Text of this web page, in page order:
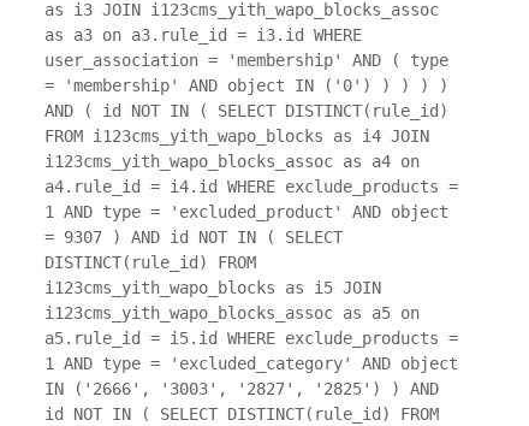
as i3 JOIN i123cms_yith_wapo_blocks_assoc
as a3 on a3.rule_id = i3.id WHERE
user_association = 'membership' AND ( type
= 'membership' AND object IN ('0') ) ) ) )
AND ( id NOT IN ( SELECT DISTINCT(rule_id)
FROM i123cms_yith_wapo_blocks as i4 JOIN
i123cms_yith_wapo_blocks_assoc as a4 on
a4.rule_id = i4.id WHERE exclude_products =
1 AND type = 'excluded_product' AND object
= 9307 ) AND id NOT IN ( SELECT
DISTINCT(rule_id) FROM
i123cms_yith_wapo_blocks as i5 JOIN
i123cms_yith_wapo_blocks_assoc as a5 on
a5.rule_id = i5.id WHERE exclude_products =
1 AND type = 'excluded_category' AND object
IN ('2666', '3003', '2827', '2825') ) AND
id NOT IN ( SELECT DISTINCT(rule_id) FROM